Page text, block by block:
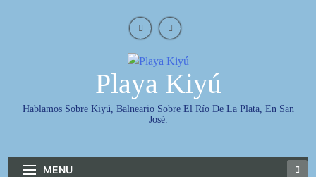
Playa Kiyú
Hablamos Sobre Kiyú, Balneario Sobre El Río De La Plata, En San
José.
MENU